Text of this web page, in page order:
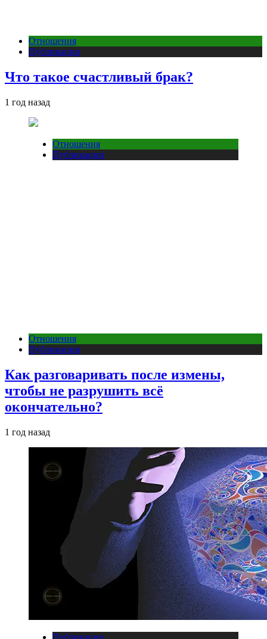
Отношения
Публикации
Что такое счастливый брак?
1 год назад
Отношения
Публикации
Отношения
Публикации
Как разговаривать после измены,
чтобы не разрушить всё
окончательно?
1 год назад
Публикации